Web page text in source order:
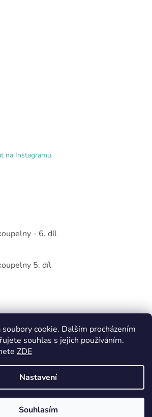
cookie. Dalším procházením
souhlas s jejich používáním.
ZDE
Nastavení
Souhlasím
na Instagramu
- 6. díl
5. díl
0KS /0 KČ
Vytvořil Shoptet
DOMIO. Všechna práva vyhrazena.